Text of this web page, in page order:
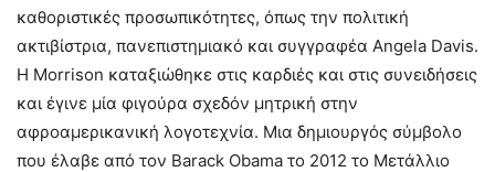
καθοριστικές προσωπικότητες, όπως την πολιτική
ακτιβίστρια, πανεπιστημιακό και συγγραφέα Angela Davis.
Η Morrison καταξιώθηκε στις καρδιές και στις συνειδήσεις
και έγινε μία φιγούρα σχεδόν μητρική στην
αφροαμερικανική λογοτεχνία. Μια δημιουργός σύμβολο
που έλαβε από τον Barack Obama το 2012 το Μετάλλιο